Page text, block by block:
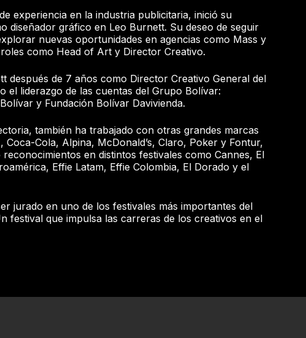
experiencia en la industria publicitaria, inició su
diseñador gráfico en Leo Burnett. Su deseo de seguir
nuevas oportunidades en agencias como Mass y
como Head of Art y Director Creativo.
después de 7 años como Director Creativo General del
el liderazgo de las cuentas del Grupo Bolívar:
y Fundación Bolívar Davivienda.
también ha trabajado con otras grandes marcas
Coca-Cola, Alpina, McDonald’s, Claro, Poker y Fontur,
en distintos festivales como Cannes, El
Effie Latam, Effie Colombia, El Dorado y el
jurado en uno de los festivales más importantes del
festival que impulsa las carreras de los creativos en el